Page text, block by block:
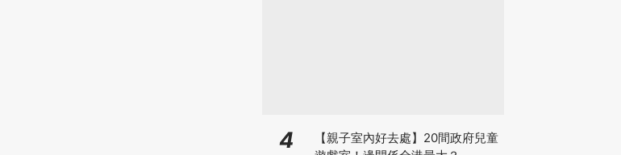
4
【親子室內好去處】20間政府兒童